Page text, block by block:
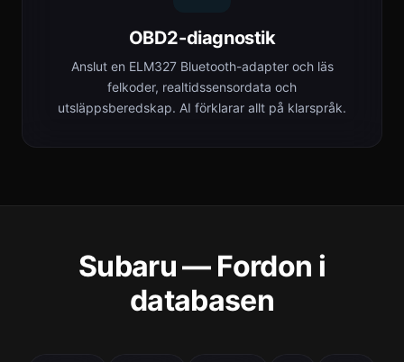
OBD2-diagnostik
Anslut en ELM327 Bluetooth-adapter och läs
felkoder, realtidssensordata och
utsläppsberedskap. AI förklarar allt på klarspråk.
Subaru — Fordon i
databasen